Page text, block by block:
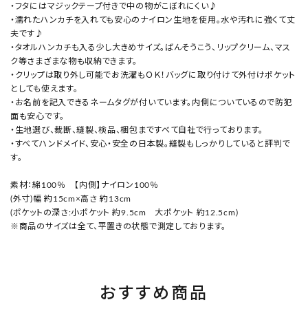
・フタにはマジックテープ付きで中の物がこぼれにくい♪
・濡れたハンカチを入れても安心のナイロン生地を使用。水や汚れに強くて丈
夫です♪
・タオルハンカチも入る少し大きめサイズ。ばんそうこう、リップクリーム、マス
ク等さまざまな物も収納できます。
・クリップは取り外し可能でお洗濯もＯＫ！バッグに取り付けて外付けポケット
としても使えます。
・お名前を記入できるネームタグが付いています。内側についているので防犯
面も安心です。
・生地選び、裁断、縫製、検品、梱包まですべて自社で行っております。
・すべてハンドメイド、安心・安全の日本製。縫製もしっかりしていると評判で
す。
素材：綿100％ 【内側】ナイロン100％
(外寸)幅 約15cm×高さ 約13cm
(ポケットの深さ:小ポケット 約9.5cm 大ポケット 約12.5cm)
※商品のサイズは全て、平置きの状態で測定しております。
おすすめ商品